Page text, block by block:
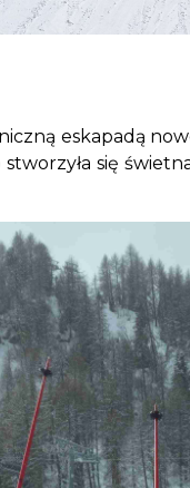
eskapadą
się